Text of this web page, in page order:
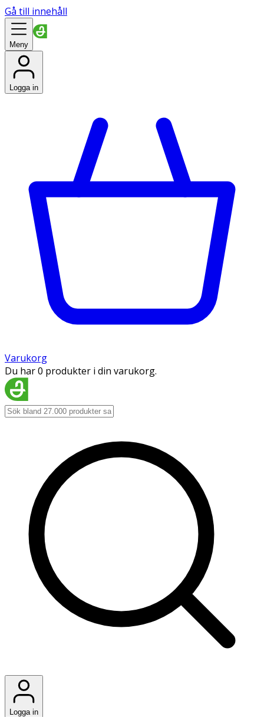
Gå till innehåll
Meny
Logga in
Varukorg
Du har 0 produkter i din varukorg.
Logga in